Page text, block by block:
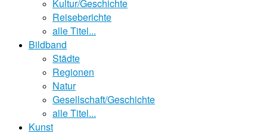
Kultur/Geschichte
Reiseberichte
alle Titel...
Bildband
Städte
Regionen
Natur
Gesellschaft/Geschichte
alle Titel...
Kunst